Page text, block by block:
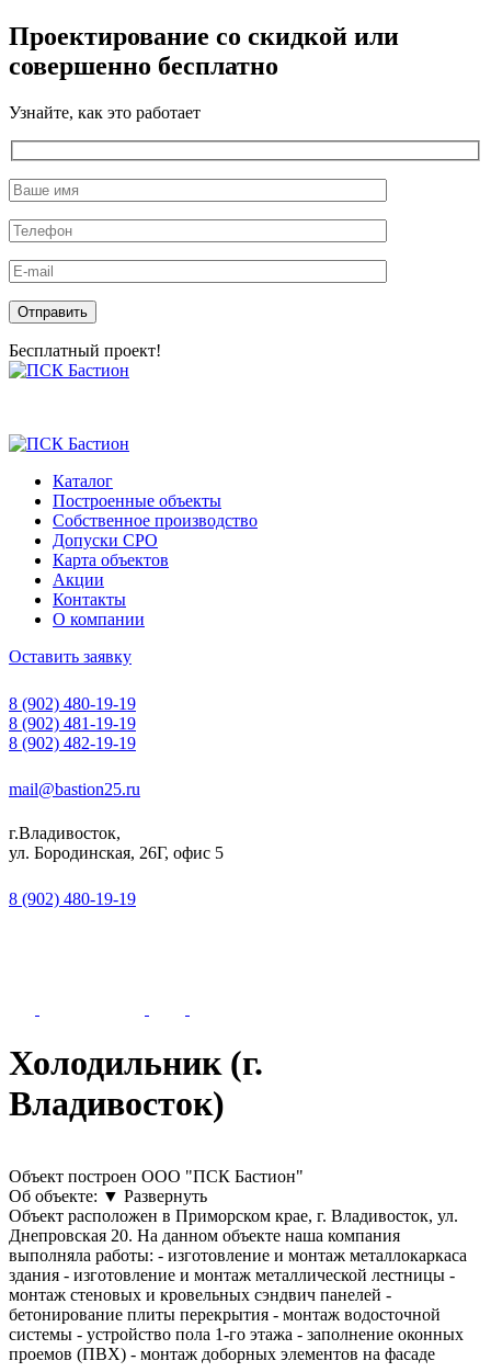
Проектирование со скидкой или
совершенно бесплатно
Узнайте, как это работает
Оставьте это поле пустым.
Бесплатный проект!
Skip
Каталог
Построенные объекты
Собственное производство
Допуски СРО
Карта объектов
Акции
Контакты
О компании
Оставить заявку
8 (902) 480-19-19
8 (902) 481-19-19
8 (902) 482-19-19
mail@bastion25.ru
г.Владивосток,
ул. Бородинская, 26Г, офис 5
8 (902) 480-19-19
Холодильник (г.
Владивосток)
Объект построен ООО "ПСК Бастион"
Об объекте: ▼ Развернуть
Объект расположен в Приморском крае, г. Владивосток, ул.
Днепровская 20. На данном объекте наша компания
выполняла работы: - изготовление и монтаж металлокаркаса
здания - изготовление и монтаж металлической лестницы -
монтаж стеновых и кровельных сэндвич панелей -
бетонирование плиты перекрытия - монтаж водосточной
системы - устройство пола 1-го этажа - заполнение оконных
проемов (ПВХ) - монтаж доборных элементов на фасаде